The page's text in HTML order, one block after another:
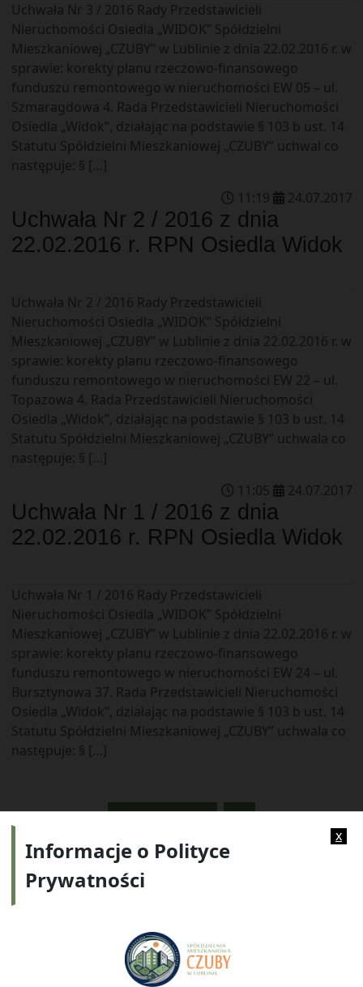
Uchwała Nr 3 / 2016 Rady Przedstawicieli
Nieruchomości Osiedla „WIDOK” Spółdzielni
Mieszkaniowej „CZUBY” w Lublinie z dnia 22.02.2016 r. w
sprawie: korekty planu rzeczowo-finansowego
funduszu remontowego w nieruchomości EW 05 – ul.
Szmaragdowa 4. Rada Przedstawicieli Nieruchomości
Osiedla „Widok”, działając na podstawie § 103 b ust. 14
Statutu Spółdzielni Mieszkaniowej „CZUBY” uchwal co
następuje: § […]
11 :19 24.07.2017
Uchwała Nr 2 / 2016 z dnia
22.02.2016 r. RPN Osiedla Widok
Uchwała Nr 2 / 2016 Rady Przedstawicieli
Nieruchomości Osiedla „WIDOK” Spółdzielni
Mieszkaniowej „CZUBY” w Lublinie z dnia 22.02.2016 r. w
sprawie: korekty planu rzeczowo-finansowego
funduszu remontowego w nieruchomości EW 22 – ul.
Topazowa 4. Rada Przedstawicieli Nieruchomości
Osiedla „Widok”, działając na podstawie § 103 b ust. 14
Statutu Spółdzielni Mieszkaniowej „CZUBY” uchwala co
następuje: § […]
11 :05 24.07.2017
Uchwała Nr 1 / 2016 z dnia
22.02.2016 r. RPN Osiedla Widok
Uchwała Nr 1 / 2016 Rady Przedstawicieli
Nieruchomości Osiedla „WIDOK” Spółdzielni
Mieszkaniowej „CZUBY” w Lublinie z dnia 22.02.2016 r. w
sprawie: korekty planu rzeczowo-finansowego
funduszu remontowego w nieruchomości EW 24 – ul.
Bursztynowa 37. Rada Przedstawicieli Nieruchomości
Osiedla „Widok”, działając na podstawie § 103 b ust. 14
Statutu Spółdzielni Mieszkaniowej „CZUBY” uchwala co
następuje: § […]
ul. Watykańska 6, 20-538 Lublin
x
Informacje o Polityce
Prywatności